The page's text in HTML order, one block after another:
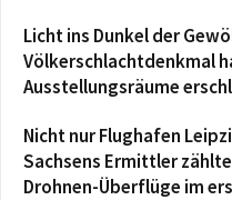
Licht ins Dunkel der
Völkerschlachtdenkmal
Ausstellungsräume
Nicht nur Flughafen
Sachsens Ermittler
Drohnen-Überflüge im